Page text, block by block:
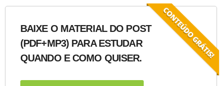
BAIXE O MATERIAL DO POST
(PDF+MP3) PARA ESTUDAR
QUANDO E COMO QUISER.